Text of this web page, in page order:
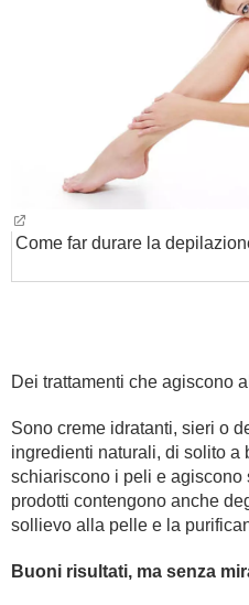
Come far durare la
Dei trattamenti che agiscono
Sono creme idratanti, sieri o
ingredienti naturali, di solito a
schiariscono i peli e
prodotti contengono anche
sollievo alla pelle e la
Buoni risultati, ma senza